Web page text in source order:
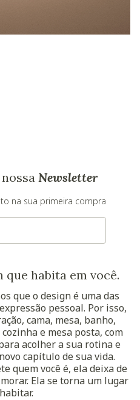
Newsletter
na sua primeira compra
que habita em você.
que o design é uma das
pessoal. Por isso,
cama, mesa, banho,
e mesa posta, com
acolher a sua rotina e
capítulo de sua vida.
quem você é, ela deixa de
Ela se torna um lugar